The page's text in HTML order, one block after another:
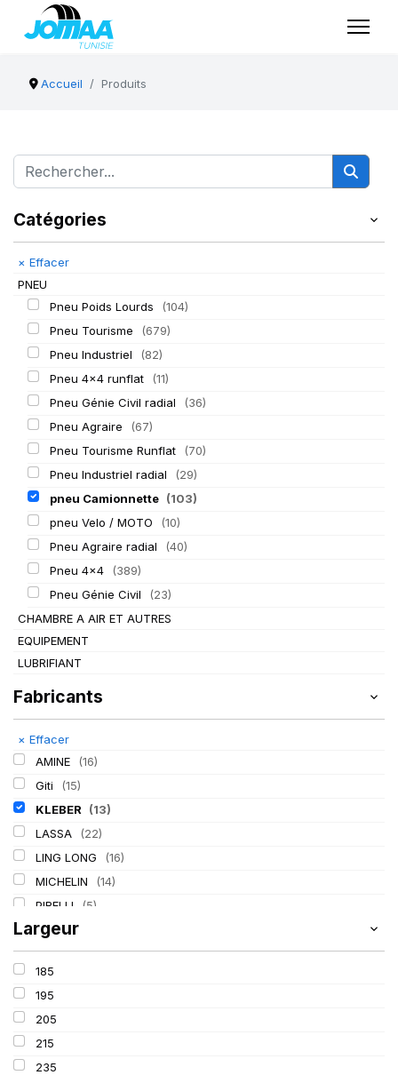
Accueil Produits
Catégories
× Effacer
PNEU
Pneu Poids Lourds
(104)
Pneu Tourisme
(679)
Pneu Industriel
(82)
Pneu 4x4 runflat
(11)
Pneu Génie Civil radial
(36)
Pneu Agraire
(67)
Pneu Tourisme Runflat
(70)
Pneu Industriel radial
(29)
pneu Camionnette (103)
pneu Velo / MOTO
(10)
Pneu Agraire radial
(40)
Pneu 4x4
(389)
Pneu Génie Civil
(23)
CHAMBRE A AIR ET AUTRES
EQUIPEMENT
LUBRIFIANT
Fabricants
× Effacer
AMINE
(16)
Giti
(15)
KLEBER
(13)
LASSA
(22)
LING LONG
(16)
MICHELIN
(14)
PIRELLI
(5)
TIGAR (2)
Largeur
185
195
205
215
235